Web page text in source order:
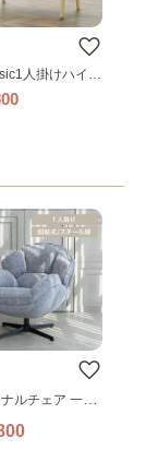
人掛けハイバ
ァ ワイド
ルチェア 一人
ァ O’HANA ソ